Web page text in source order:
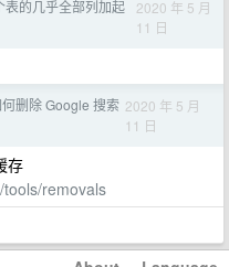
表的几乎全部列加起
2020 年 5 月
11 日
删除 Google 搜索 2020 年 5 月
11 日
存
removals